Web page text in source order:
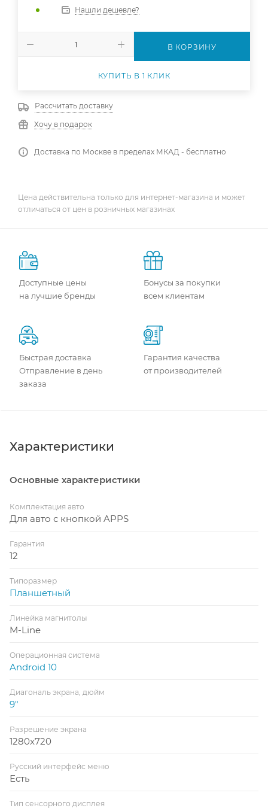
Нашли дешевле?
В КОРЗИНУ
КУПИТЬ В 1 КЛИК
Рассчитать доставку
Хочу в подарок
Доставка по Москве в пределах МКАД - бесплатно
Цена действительна только для интернет-магазина и может
отличаться от цен в розничных магазинах
Доступные цены
на лучшие бренды
Бонусы за покупки
всем клиентам
Быстрая доставка
Отправление в день
заказа
Гарантия качества
от производителей
Характеристики
Основные характеристики
Комплектация авто
Для авто с кнопкой APPS
Гарантия
12
Типоразмер
Планшетный
Линейка магнитолы
M-Line
Операционная система
Android 10
Диагональ экрана, дюйм
9"
Разрешение экрана
1280x720
Русский интерфейс меню
Есть
Тип сенсорного дисплея